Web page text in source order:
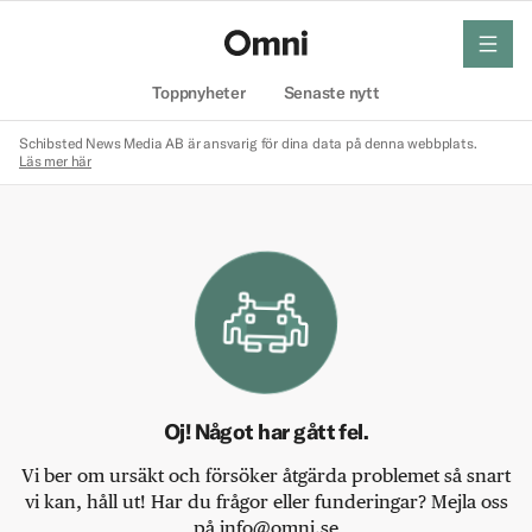
Toppnyheter Senaste nytt
meny
Schibsted News Media AB är ansvarig för dina data på denna webbplats.
Läs mer här
Oj! Något har gått fel.
Vi ber om ursäkt och försöker åtgärda problemet så snart
vi kan, håll ut! Har du frågor eller funderingar? Mejla oss